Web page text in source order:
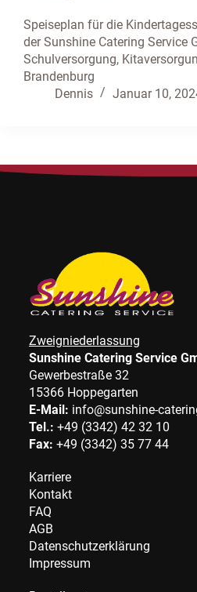
Speiseplan für die
der Sunshine Catering Service
Schulversorgung,
Brandenburg
Dennis
Januar 10,
Zweigniederlassung
Sunshine Catering Service
Gewerbestraße 32
15366 Hoppegarten
E-Mail: info@sunshine-
Tel.: +49 (3342) 42 32 10
Fax: +49 (3342) 35 77 44
Karriere
Kontakt
FAQ
AGB
Datenschutzerklärung
Impressum